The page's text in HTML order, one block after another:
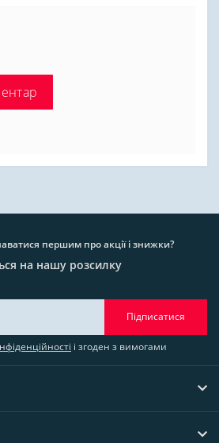
першим про акції і знижки?
на нашу розсилку
Підписатися
і згоден з вимогами